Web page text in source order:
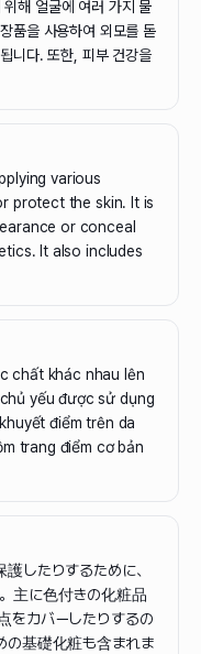
해 얼굴에 여러 가지 물
품을 사용하여 외모를 돋
니다. 또한, 피부 건강을
various
protect the skin. It is
or conceal
It also includes
chất khác nhau lên
yếu được sử dụng
điểm trên da
trang điểm cơ bản
したりするために、
主に色付きの化粧品
をカバーしたりするの
の基礎化粧も含まれま